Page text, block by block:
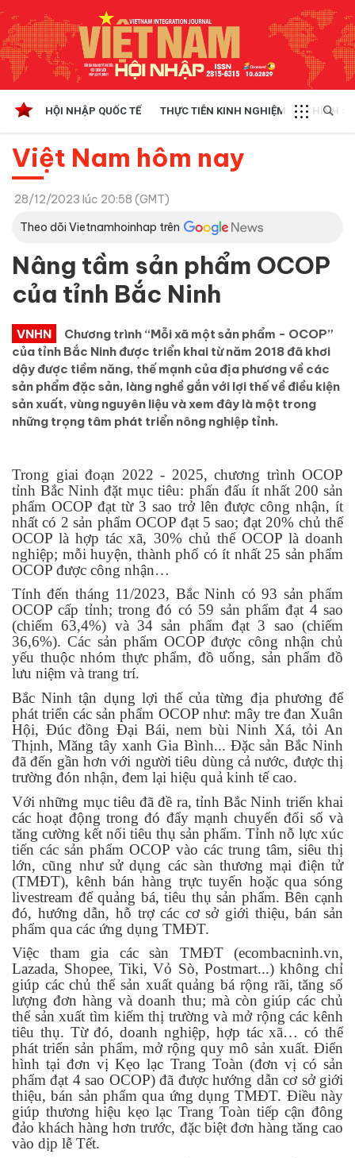
HỘI NHẬP QUỐC TẾ THỰC TIỄN KINH NGHIỆM CHÍNH
Việt Nam hôm nay
28/12/2023 lúc 20:58 (GMT)
Theo dõi Vietnamhoinhap trên
Nâng tầm sản phẩm OCOP
của tỉnh Bắc Ninh
VNHN
Chương trình “Mỗi xã một sản phẩm - OCOP”
của tỉnh Bắc Ninh được triển khai từ năm 2018 đã khơi
dậy được tiềm năng, thế mạnh của địa phương về các
sản phẩm đặc sản, làng nghề gắn với lợi thế về điều kiện
sản xuất, vùng nguyên liệu và xem đây là một trong
những trọng tâm phát triển nông nghiệp tỉnh.
Trong giai đoạn 2022 - 2025, chương trình OCOP
tỉnh Bắc Ninh đặt mục tiêu: phấn đấu ít nhất 200 sản
phẩm OCOP đạt từ 3 sao trở lên được công nhận, ít
nhất có 2 sản phẩm OCOP đạt 5 sao; đạt 20% chủ thể
OCOP là hợp tác xã, 30% chủ thể OCOP là doanh
nghiệp; mỗi huyện, thành phố có ít nhất 25 sản phẩm
OCOP được công nhận…
Tính đến tháng 11/2023, Bắc Ninh có 93 sản phẩm
OCOP cấp tỉnh; trong đó có 59 sản phẩm đạt 4 sao
(chiếm 63,4%) và 34 sản phẩm đạt 3 sao (chiếm
36,6%). Các sản phẩm OCOP được công nhận chủ
yếu thuộc nhóm thực phẩm, đồ uống, sản phẩm đồ
lưu niệm và trang trí.
Bắc Ninh tận dụng lợi thế của từng địa phương để
phát triển các sản phẩm OCOP như: mây tre đan Xuân
Hội, Đúc đồng Đại Bái, nem bùi Ninh Xá, tỏi An
Thịnh, Măng tây xanh Gia Bình... Đặc sản Bắc Ninh
đã đến gần hơn với người tiêu dùng cả nước, được thị
trường đón nhận, đem lại hiệu quả kinh tế cao.
Với những mục tiêu đã đề ra, tỉnh Bắc Ninh triển khai
các hoạt động trong đó đẩy mạnh chuyển đổi số và
tăng cường kết nối tiêu thụ sản phẩm. Tỉnh nỗ lực xúc
tiến các sản phẩm OCOP vào các trung tâm, siêu thị
lớn, cũng như sử dụng các sàn thương mại điện tử
(TMĐT), kênh bán hàng trực tuyến hoặc qua sóng
livestream để quảng bá, tiêu thụ sản phẩm. Bên cạnh
đó, hướng dẫn, hỗ trợ các cơ sở giới thiệu, bán sản
phẩm qua các ứng dụng TMĐT.
Việc tham gia các sàn TMĐT (ecombacninh.vn,
Lazada, Shopee, Tiki, Vỏ Sò, Postmart...) không chỉ
giúp các chủ thể sản xuất quảng bá rộng rãi, tăng số
lượng đơn hàng và doanh thu; mà còn giúp các chủ
thể sản xuất tìm kiếm thị trường và mở rộng các kênh
tiêu thụ. Từ đó, doanh nghiệp, hợp tác xã… có thể
phát triển sản phẩm, mở rộng quy mô sản xuất. Điển
hình tại đơn vị Kẹo lạc Trang Toàn (đơn vị có sản
phẩm đạt 4 sao OCOP) đã được hướng dẫn cơ sở giới
thiệu, bán sản phẩm qua ứng dụng TMĐT. Điều này
giúp thương hiệu kẹo lạc Trang Toàn tiếp cận đông
đảo khách hàng hơn trước, đặc biệt đơn hàng tăng cao
vào dịp lễ Tết.